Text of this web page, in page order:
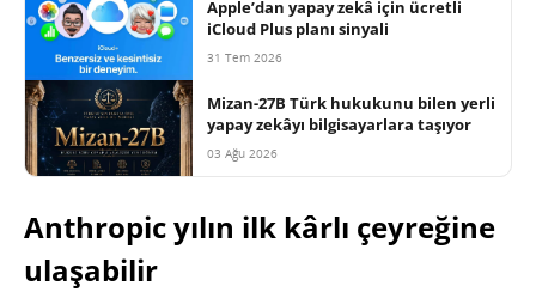
Apple’dan yapay zekâ için ücretli
iCloud Plus planı sinyali
31 Tem 2026
Mizan-27B Türk hukukunu bilen yerli
yapay zekâyı bilgisayarlara taşıyor
03 Ağu 2026
Anthropic yılın ilk kârlı çeyreğine
ulaşabilir